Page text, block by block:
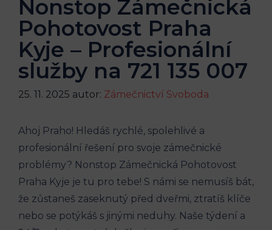
Nonstop Zámečnická
Pohotovost Praha
Kyje – Profesionální
služby na 721 135 007
25. 11. 2025 autor: Zámečnictví Svoboda
Ahoj Praho! Hledáš rychlé, spolehlivé a
profesionální řešení pro svoje zámečnické
problémy? Nonstop Zámečnická Pohotovost
Praha Kyje je tu pro tebe! S námi se nemusíš bát,
že zůstaneš zaseknutý před dveřmi, ztratíš klíče
nebo se potýkáš s jinými neduhy. Naše týdení a